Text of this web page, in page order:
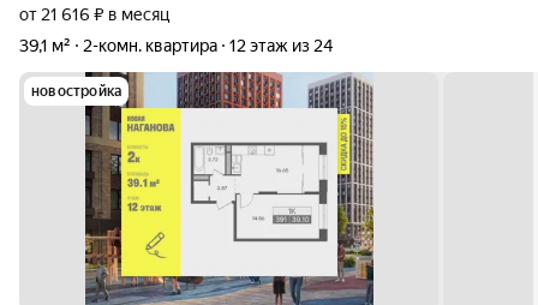
от 21 616 ₽ в месяц
39,1 м²
2-комн. квартира 12 этаж из 24
новостройка